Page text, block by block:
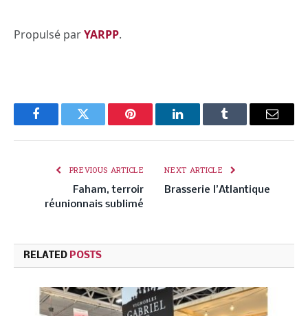
Propulsé parYARPP.
FacebookTwitter Pinterest LinkedInTumblr Email
PREVIOUS ARTICLE
Faham, terroir
réunionnais sublimé
NEXT ARTICLE
Brasserie l’Atlantique
RELATED POSTS